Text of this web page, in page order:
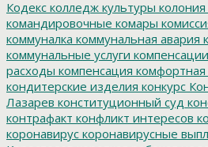
Кодекс колледж культуры колония
командировочные комары
коммуналка коммунальная авария
коммунальные услуги компенсации
расходы компенсация комфортная
кондитерские изделия конкурс
Лазарев конституционный суд
контрафакт конфликт интересов
коронавирус коронавирусные